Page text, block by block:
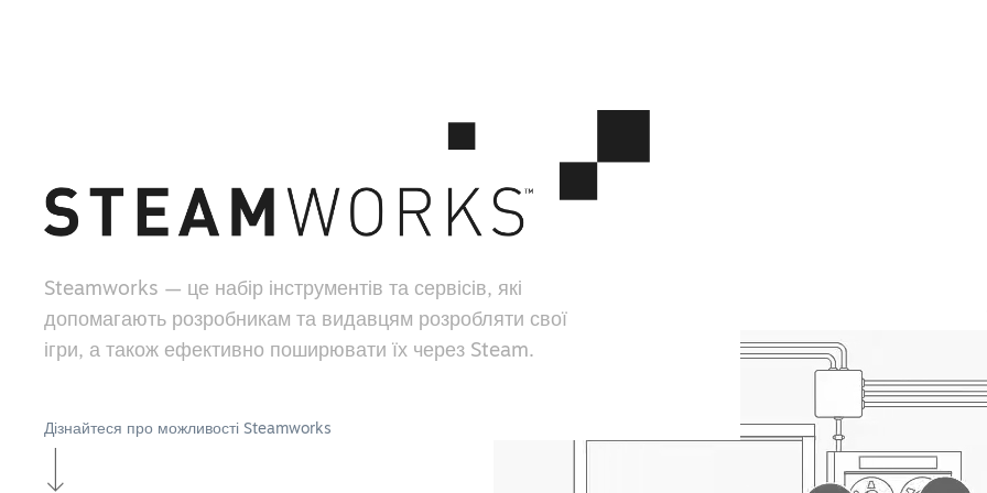
Steamworks — це набір інструментів та сервісів, які
допомагають розробникам та видавцям розробляти свої
ігри, а також ефективно поширювати їх через Steam.
Дізнайтеся про можливості Steamworks